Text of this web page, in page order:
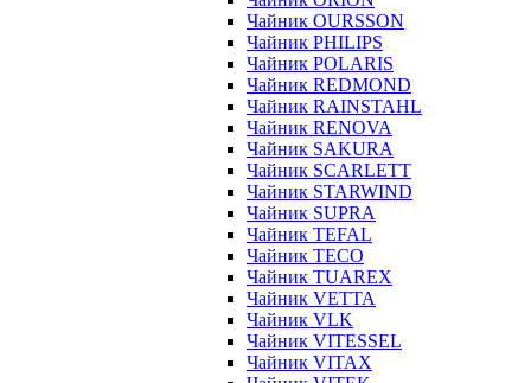
Чайник OURSSON
Чайник PHILIPS
Чайник POLARIS
Чайник REDMOND
Чайник RAINSTAHL
Чайник RENOVA
Чайник SAKURA
Чайник SCARLETT
Чайник STARWIND
Чайник SUPRA
Чайник TEFAL
Чайник TECO
Чайник TUAREX
Чайник VETTA
Чайник VLK
Чайник VITESSEL
Чайник VITAX